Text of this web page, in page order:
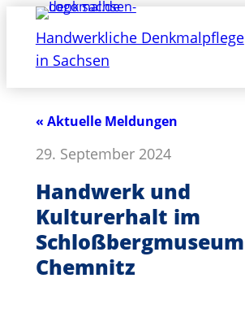
Handwerkliche Denkmalpflege
in Sachsen
« Aktuelle Meldungen
29. September 2024
Handwerk und
Kulturerhalt im
Schloßbergmuseum
Chemnitz